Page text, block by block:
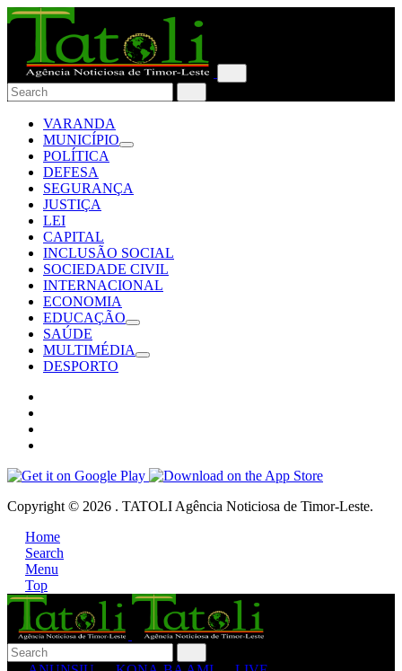
VARANDA
MUNICÍPIO
POLÍTICA
DEFESA
SEGURANÇA
JUSTIÇA
LEI
CAPITAL
INCLUSÃO SOCIAL
SOCIEDADE CIVIL
INTERNACIONAL
ECONOMIA
EDUCAÇÃO
SAÚDE
MULTIMÉDIA
DESPORTO
Copyright © 2026 . TATOLI Agência Noticiosa de Timor-Leste.
Home
Search
Menu
Top